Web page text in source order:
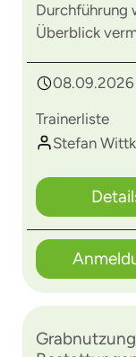
Durchführung
Überblick
08.09.2026
Trainerliste
Stefan